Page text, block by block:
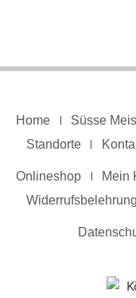
Home Süsse
Standorte
Onlineshop Mein
Widerrufsbelehrung